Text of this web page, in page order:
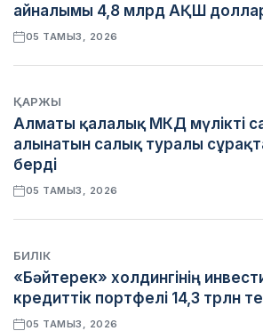
айналымы 4,8 млрд АҚШ
05 ТАМЫЗ, 2026
ҚАРЖЫ
Алматы қалалық МКД мүлікті
алынатын салық туралы
берді
05 ТАМЫЗ, 2026
БИЛІК
«Бәйтерек» холдингінің
кредиттік портфелі 14,3 трлн
05 ТАМЫЗ, 2026